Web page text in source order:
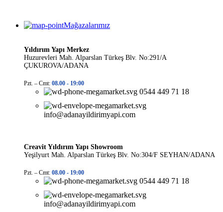
Mağazalarımız
Yıldırım Yapı Merkez
Huzurevleri Mah. Alparslan Türkeş Blv. No:291/A
ÇUKUROVA/ADANA
Pzt. – Cmt: 08.00 - 19:00
0544 449 71 18
info@adanayildirimyapi.com
Creavit Yıldırım Yapı Showroom
Yeşilyurt Mah. Alparslan Türkeş Blv. No:304/F SEYHAN/ADANA
Pzt. – Cmt: 08.00 - 19:00
0544 449 71 18
info@adanayildirimyapi.com